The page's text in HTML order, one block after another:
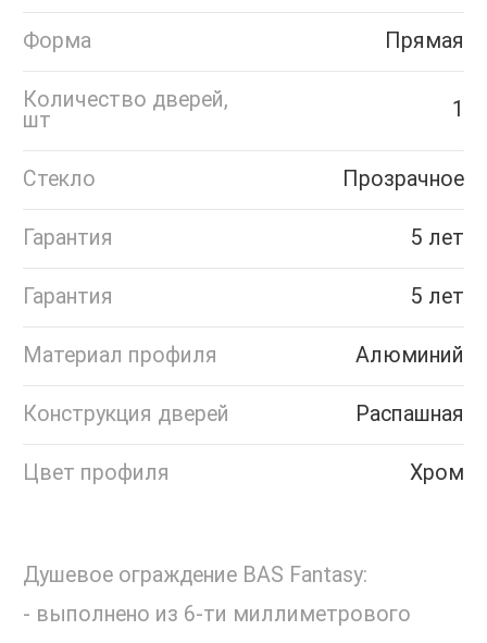
Форма Прямая
Количество дверей,
шт
1
Стекло Прозрачное
Гарантия 5 лет
Гарантия 5 лет
Материал профиля Алюминий
Конструкция дверей Распашная
Цвет профиля Хром
Душевое ограждение BAS Fantasy:
- выполнено из 6-ти миллиметрового